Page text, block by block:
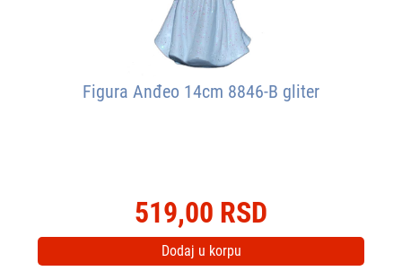
Figura Anđeo 14cm 8846-B gliter
519,00 RSD
Dodaj u korpu